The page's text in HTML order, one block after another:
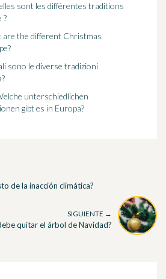
sont les différentes traditions
?
are the different Christmas
sono le diverse tradizioni
unterschiedlichen
gibt es in Europa?
de la inacción climática?
SIGUIENTE →
quitar el árbol de Navidad?